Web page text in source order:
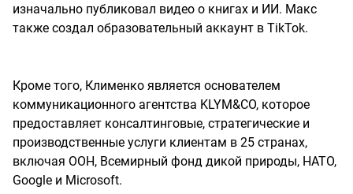
изначально публиковал видео о книгах и ИИ. Макс
также создал образовательный аккаунт в TikTok.
Кроме того, Клименко является основателем
коммуникационного агентства KLYM&CO, которое
предоставляет консалтинговые, стратегические и
производственные услуги клиентам в 25 странах,
включая ООН, Всемирный фонд дикой природы, НАТО,
Google и Microsoft.